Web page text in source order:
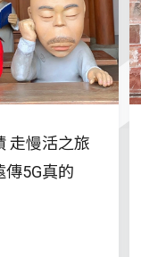
走慢活之旅
傳5G真的